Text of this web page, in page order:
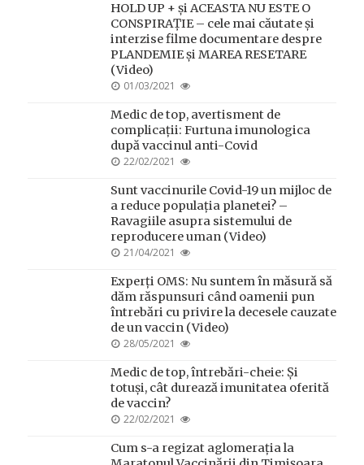
HOLD UP + și ACEASTA NU ESTE O
CONSPIRAȚIE – cele mai căutate și
interzise filme documentare despre
PLANDEMIE și MAREA RESETARE
(Video)
POSTED
01/03/2021
Medic de top, avertisment de
complicații: Furtuna imunologica
după vaccinul anti-Covid
POSTED
22/02/2021
Sunt vaccinurile Covid-19 un mijloc de
a reduce populația planetei? –
Ravagiile asupra sistemului de
reproducere uman (Video)
POSTED
21/04/2021
Experți OMS: Nu suntem în măsură să
dăm răspunsuri când oamenii pun
întrebări cu privire la decesele cauzate
de un vaccin (Video)
POSTED
28/05/2021
Medic de top, întrebări-cheie: Și
totuși, cât durează imunitatea oferită
de vaccin?
POSTED
22/02/2021
Cum s-a regizat aglomerația la